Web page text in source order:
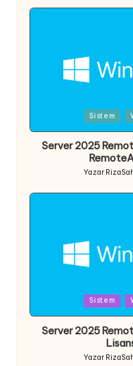
by
in
Sistem
Server 2025
Yazar
in
Sistem
Server 2025
Posted
Yazar